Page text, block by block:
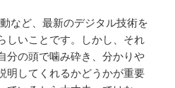
など、最新のデジタル技術を
しいことです。しかし、それ
分の頭で噛み砕き、分かりや
明してくれるかどうかが重要